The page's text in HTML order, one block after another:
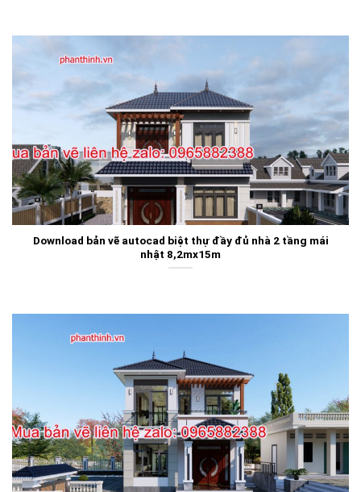
Download bản vẽ autocad biệt thự đầy đủ nhà 2 tầng mái
nhật 8,2mx15m